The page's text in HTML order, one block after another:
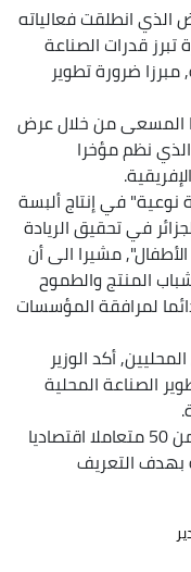
انطلقت فعالياته
قدرات الصناعة
ضرورة تطوير
المسعى من خلال عرض
نظم مؤخرا
في إنتاج ألبسة
في تحقيق الريادة
مشيرا الى أن
المنتج والطموح
لمرافقة المؤسسات
أكد الوزير
الصناعة المحلية
ويشارك في معرض ألبسة الأطفال أزيد من 50 متعاملا اقتصاديا
التعريف